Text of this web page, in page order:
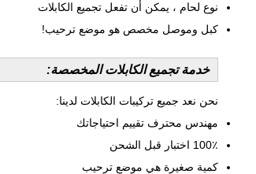
نوع لحام ، يمكن أن تفعل تجميع الكابلات
كبل وموصل مخصص هو موضع ترحيب!
خدمة تجميع الكابلات المخصصة:
نحن نعد جميع تركيبات الكابلات لدينا:
مهندس محترف تقييم احتياجاتك
100٪ اختبار قبل الشحن
كمية صغيرة هي موضع ترحيب